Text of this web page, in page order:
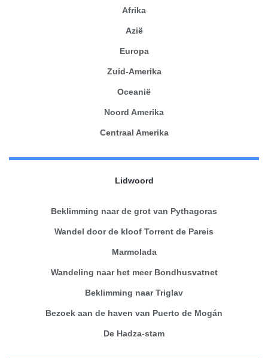
Afrika
Azië
Europa
Zuid-Amerika
Oceanië
Noord Amerika
Centraal Amerika
Lidwoord
Beklimming naar de grot van Pythagoras
Wandel door de kloof Torrent de Pareis
Marmolada
Wandeling naar het meer Bondhusvatnet
Beklimming naar Triglav
Bezoek aan de haven van Puerto de Mogán
De Hadza-stam